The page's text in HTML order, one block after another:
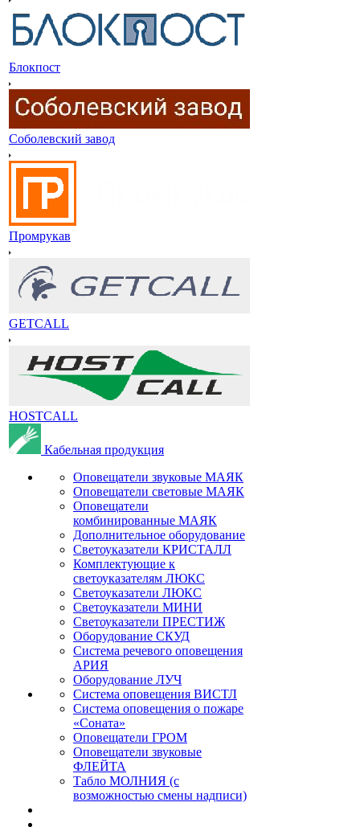
Блокпост
Соболевский завод
Промрукав
GETCALL
HOSTCALL
Кабельная продукция
Оповещатели звуковые МАЯК
Оповещатели световые МАЯК
Оповещатели
комбинированные МАЯК
Дополнительное оборудование
Светоуказатели КРИСТАЛЛ
Комплектующие к
светоуказателям ЛЮКС
Светоуказатели ЛЮКС
Светоуказатели МИНИ
Светоуказатели ПРЕСТИЖ
Оборудование СКУД
Система речевого оповещения
АРИЯ
Оборудование ЛУЧ
Система оповещения ВИСТЛ
Система оповещения о пожаре
«Соната»
Оповещатели ГРОМ
Оповещатели звуковые
ФЛЕЙТА
Табло МОЛНИЯ (с
возможностью смены надписи)